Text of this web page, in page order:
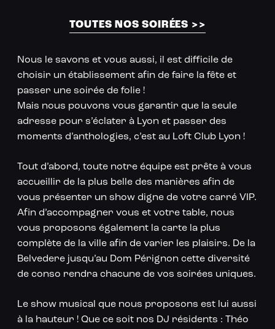
TOUTES NOS SOIRÉES >>
Nous le savons et vous aussi, il est difficile de
choisir un établissement afin de faire la fête et
passer une soirée de folie !
Mais nous pouvons vous garantir que la seule
adresse pour s’éclater à Lyon et passer des
moments d’anthologies, c’est au Loft Club Lyon !
Tout d’abord, toute notre équipe est prête à vous
accueillir de la plus belle des manières afin de
vous présenter un show digne de votre carré VIP.
Afin d’accompagner vous et votre table, nous
vous proposons également la carte la plus
complète de la ville afin de varier les plaisirs. De la
Belvedere jusqu’au Dom Pérignon cette diversité
de conso rendra chacune de vos soirées uniques.
Le show musical que nous proposons est lui aussi
à la hauteur ! Que ce soit nos DJ résidents : Théo